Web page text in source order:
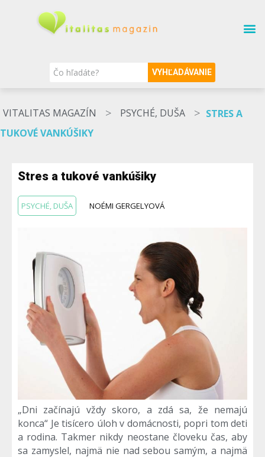
VYHĽADÁVANIE
VITALITAS MAGAZÍN > PSYCHÉ, DUŠA > STRES A
TUKOVÉ VANKÚŠIKY
Stres a tukové vankúšiky
PSYCHÉ, DUŠA NOÉMI GERGELYOVÁ
„Dni začínajú vždy skoro, a zdá sa, že nemajú
konca“ Je tisícero úloh v domácnosti, popri tom deti
a rodina. Takmer nikdy neostane človeku čas, aby
sa zamyslel, najmä nie nad sebou samým, a najmä